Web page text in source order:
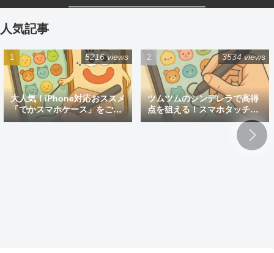
人気記事
大人気！iPhone対応おススメ
「でかスマホケース」をご紹
介
5216 views
ツムツムのシンデレラで高得
点を狙える！スマホタッチペ
ン
3534 views